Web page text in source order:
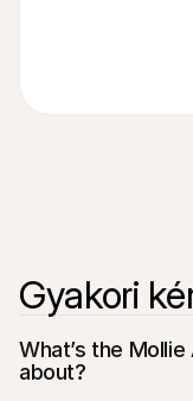
Gyakori
What’s the
about?